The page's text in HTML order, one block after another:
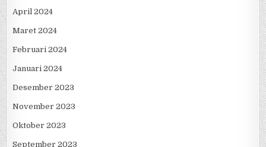
April 2024
Maret 2024
Februari 2024
Januari 2024
Desember 2023
November 2023
Oktober 2023
September 2023